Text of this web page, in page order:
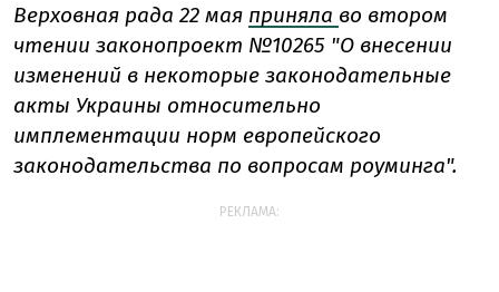
Верховная рада 22 мая приняла во втором
чтении законопроект №10265 "О внесении
изменений в некоторые законодательные
акты Украины относительно
имплементации норм европейского
законодательства по вопросам роуминга".
РЕКЛАМА: